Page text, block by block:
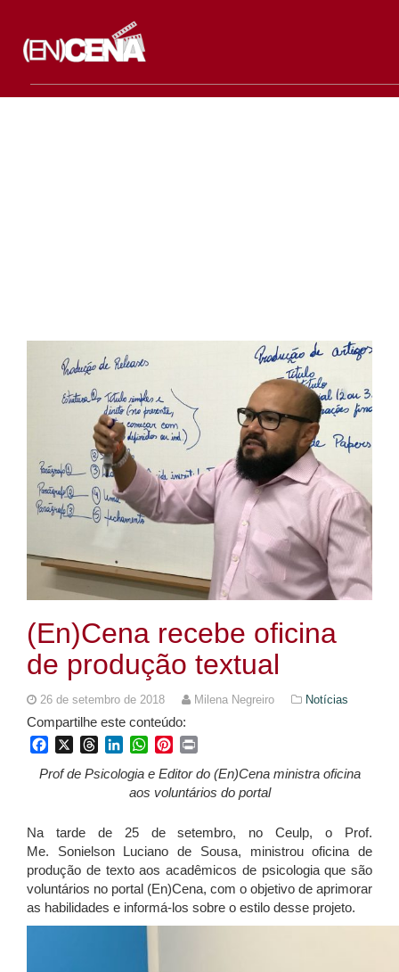
(En)Cena recebe oficina
de produção textual
26 de setembro de 2018 Milena Negreiro Notícias
Compartilhe este conteúdo:
FacebookThreadsLinkedInWhatsApp
Pinterest
Prof de Psicologia e Editor do (En)Cena ministra oficina
aos voluntários do portal
Na tarde de 25 de setembro, no Ceulp, o Prof.
Me. SonielsonLuciano de Sousa, ministrou oficina de
produção de texto aos acadêmicos de psicologia que são
voluntários no portal (En)Cena, com o objetivo de aprimorar
as habilidades e informá-los sobre o estilo desse projeto.